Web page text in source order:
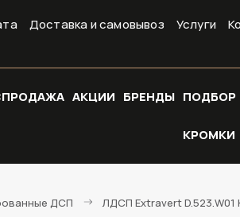
Доставка и самовывоз Услуги
АКЦИИ БРЕНДЫ ПОДБОР
КРОМКИ
ДСП ЛДСП Extravert